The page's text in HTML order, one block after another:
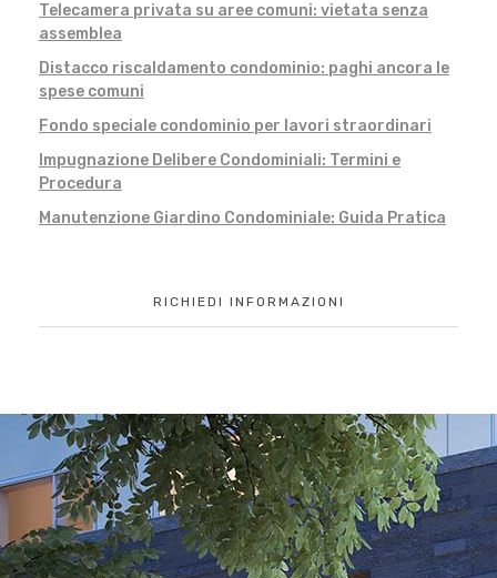
Telecamera privata su aree comuni: vietata senza
assemblea
Distacco riscaldamento condominio: paghi ancora le
spese comuni
Fondo speciale condominio per lavori straordinari
Impugnazione Delibere Condominiali: Termini e
Procedura
Manutenzione Giardino Condominiale: Guida Pratica
RICHIEDI INFORMAZIONI